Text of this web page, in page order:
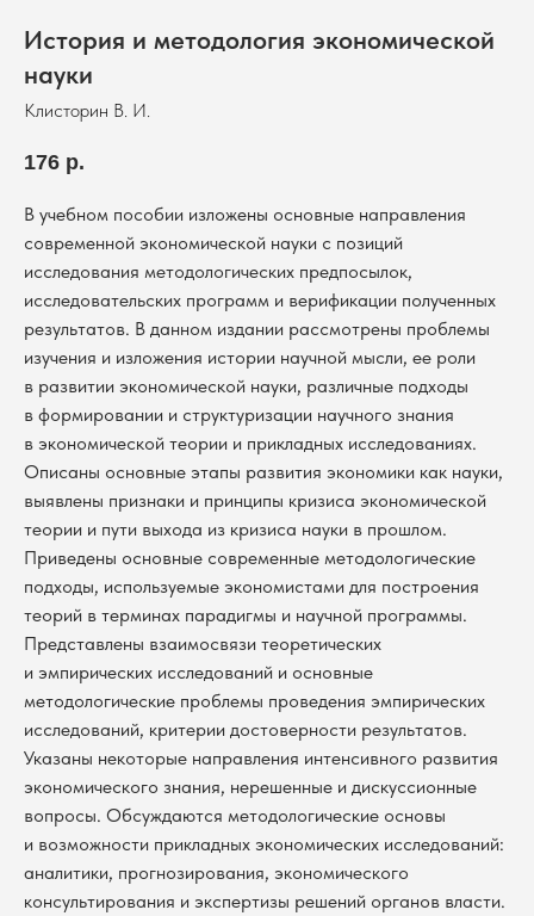
История и методология экономической
науки
Клисторин В. И.
176 р.
В учебном пособии изложены основные направления
современной экономической науки с позиций
исследования методологических предпосылок,
исследовательских программ и верификации полученных
результатов. В данном издании рассмотрены проблемы
изучения и изложения истории научной мысли, ее роли
в развитии экономической науки, различные подходы
в формировании и структуризации научного знания
в экономической теории и прикладных исследованиях.
Описаны основные этапы развития экономики как науки,
выявлены признаки и принципы кризиса экономической
теории и пути выхода из кризиса науки в прошлом.
Приведены основные современные методологические
подходы, используемые экономистами для построения
теорий в терминах парадигмы и научной программы.
Представлены взаимосвязи теоретических
и эмпирических исследований и основные
методологические проблемы проведения эмпирических
исследований, критерии достоверности результатов.
Указаны некоторые направления интенсивного развития
экономического знания, нерешенные и дискуссионные
вопросы. Обсуждаются методологические основы
и возможности прикладных экономических исследований:
аналитики, прогнозирования, экономического
консультирования и экспертизы решений органов власти.
В каталог